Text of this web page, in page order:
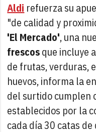
Aldi refuerza su
"de calidad y
'El Mercado', una
frescosque incluye
de frutas, verduras,
huevos, informa la
del surtido cumplen
establecidos por la
cada día 30 catas